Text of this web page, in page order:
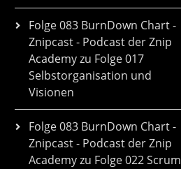
Folge 083 BurnDown Chart -
Znipcast - Podcast der Znip
Academyzu Folge 017
Selbstorganisation und
Visionen
Folge 083 BurnDown Chart -
Znipcast - Podcast der Znip
Academyzu Folge 022 Scrum